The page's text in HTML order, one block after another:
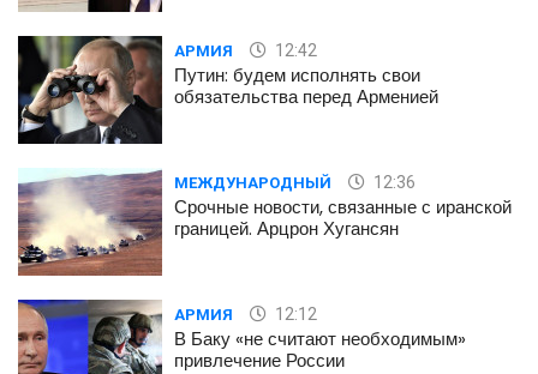
АРМИЯ 12:42
Путин: будем исполнять свои
обязательства перед Арменией
МЕЖДУНАРОДНЫЙ 12:36
Срочные новости, связанные с иранской
границей. Арцрон Хугансян
АРМИЯ 12:12
В Баку «не считают необходимым»
привлечение России